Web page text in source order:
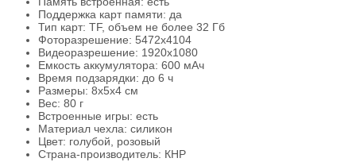
Поддержка карт памяти: да
Тип карт: TF, объем не более 32 Гб
Фоторазрешение: 5472х4104
Видеоразрешение: 1920х1080
Емкость аккумулятора: 600 мАч
Время подзарядки: до 6 ч
Размеры: 8х5х4 см
Вес: 80 г
Встроенные игры: есть
Материал чехла: силикон
Цвет: голубой, розовый
Страна-производитель: КНР